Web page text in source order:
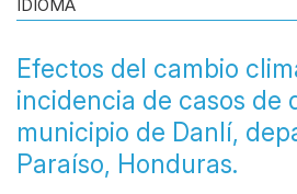
Efectos del cambio
incidencia de casos de
municipio de Danlí,
Paraíso, Honduras.
IDIOMA